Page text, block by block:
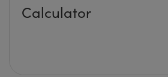
Calculator